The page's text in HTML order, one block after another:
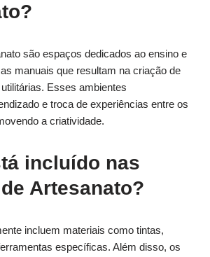
são espaços dedicados ao ensino e
manuais que resultam na criação de
Esses ambientes
e troca de experiências entre os
a criatividade.
incluído nas
Artesanato?
incluem materiais como tintas,
específicas. Além disso, os